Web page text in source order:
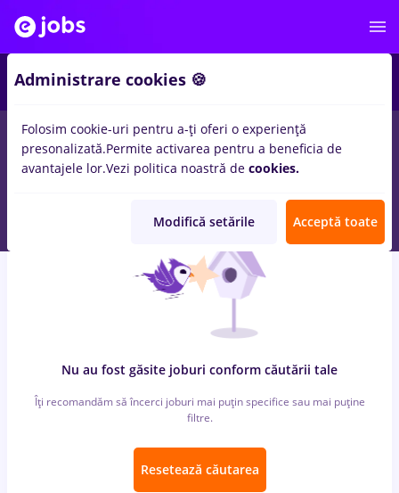
locuri de muncacu salarii director it, Part time
acasa)pentruEntry-Level (< 2 ani)inConstructii / Instalatii, IT /
Telecom
Nu au fost găsite joburi conform căutării tale
Îți recomandăm să încerci joburi mai puțin specifice sau mai puține
filtre.
Resetează căutarea
Administrare cookies 🍪
Folosim cookie-uri pentru a-ți oferi o experiență
presonalizată.Permite activarea pentru a beneficia de
avantajele lor.Vezi politica noastră de cookies.
Modifică setările Acceptă toate